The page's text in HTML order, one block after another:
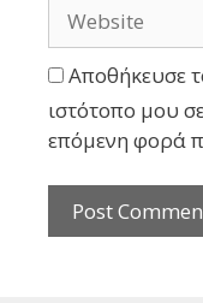
Αποθήκευσε
ιστότοπο μου
επόμενη φορά